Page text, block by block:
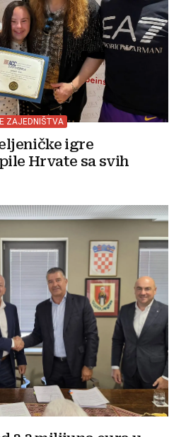
ZAJEDNIŠTVA
igre
Hrvate sa svih